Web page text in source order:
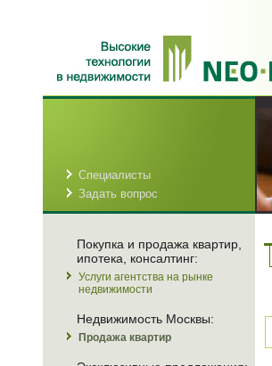
Специалисты
Задать вопрос
Покупка и продажа квартир,
ипотека, консалтинг:
Услуги агентства на рынке
недвижимости
Недвижимость Москвы:
Продажа квартир